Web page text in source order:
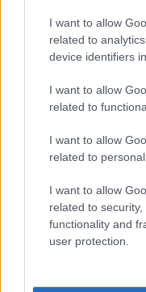
I want to allow
related to
device identifiers
I want to allow
related to
I want to allow
related to
I want to allow
related to
functionality and
user protection.